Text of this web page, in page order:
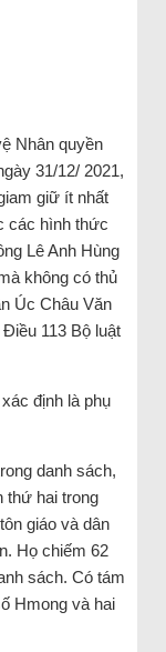
Nhân quyền
31/12/ 2021,
giữ ít nhất
các hình thức
Lê Anh Hùng
không có thủ
Úc Châu Văn
113 Bộ luật
định là phụ
danh sách,
thứ hai trong
giáo và dân
Họ chiếm 62
sách. Có tám
Hmong và hai